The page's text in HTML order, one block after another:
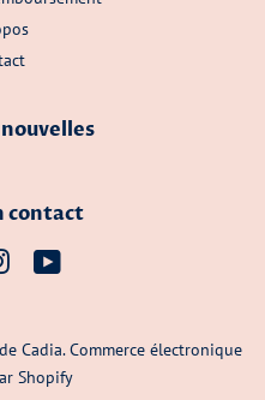
contact
Instagram
Cadia.Commerce électronique
Shopify